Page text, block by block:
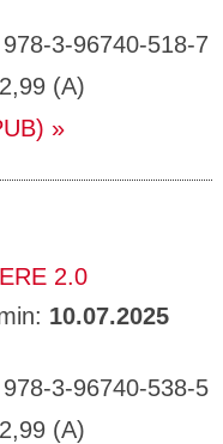
3-96740-518-7
(A)
2.0
10.07.2025
3-96740-538-5
(A)